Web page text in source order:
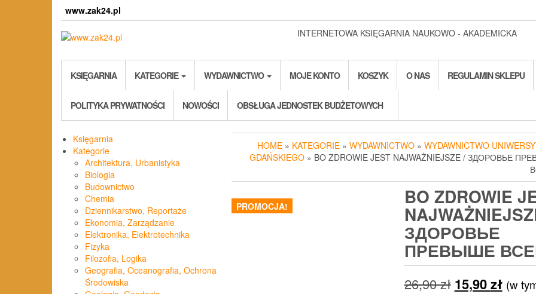
www.zak24.pl
INTERNETOWA KSIĘGARNIA NAUKOWO - AKADEMICKA
KSIĘGARNIA KATEGORIE WYDAWNICTWO MOJE KONTO KOSZYK O NAS REGULAMIN SKLEPU
POLITYKA PRYWATNOŚCI NOWOŚCI OBSŁUGA JEDNOSTEK BUDŻETOWYCH
Księgarnia
Kategorie
Architektura, Urbanistyka
Biologia
Budownictwo
Chemia
Dziennikarstwo, Reportaże
Ekonomia, Zarządzanie
Elektronika, Elektrotechnika
Fizyka
Filozofia, Logika
Geografia, Oceanografia, Ochrona
Środowiska
HOME » KATEGORIE » WYDAWNICTWO » WYDAWNICTWO
GDAŃSKIEGO » BO ZDROWIE JEST NAJWAŻNIEJSZE / ЗДОРОВЬЕ
PROMOCJA! BO ZDROWIE
ЗДОРОВЬЕ
ПРЕВЫШЕ
26,90zł Pierwotna
15,90zł (w